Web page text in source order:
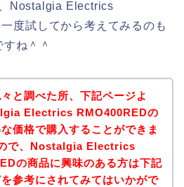
Nostalgia Electrics
度試してから考えてみるのも
ね＾＾
と調べた所、下記ページよ
Electrics RMO400REDの
価格で購入することができま
で、Nostalgia Electrics
の商品に興味のある方は下記
参考にされてみてはいかがで